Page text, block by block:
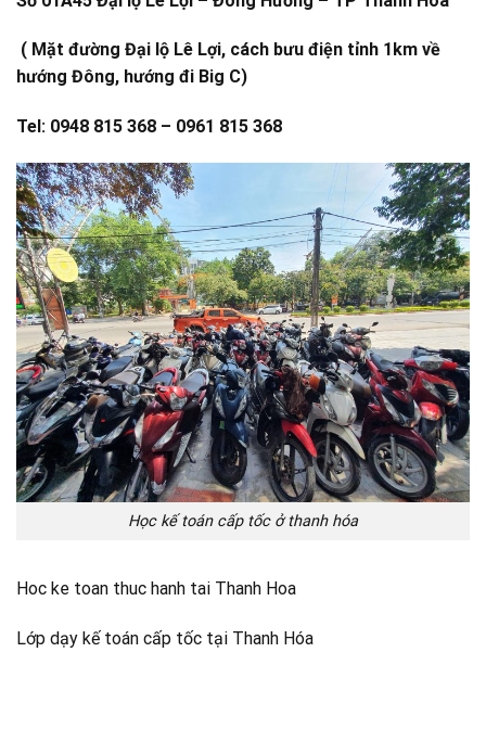
( Mặt đường Đại lộ Lê Lợi, cách bưu điện tỉnh 1km về
hướng Đông, hướng đi Big C)
Tel: 0948 815 368 – 0961 815 368
Học kế toán cấp tốc ở thanh hóa
Hoc ke toan thuc hanh tai Thanh Hoa
Lớp dạy kế toán cấp tốc tại Thanh Hóa